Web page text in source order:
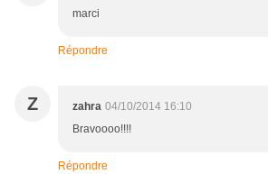
marci
Répondre
Z zahra 04/10/2014 16:10
Bravoooo!!!!
Répondre